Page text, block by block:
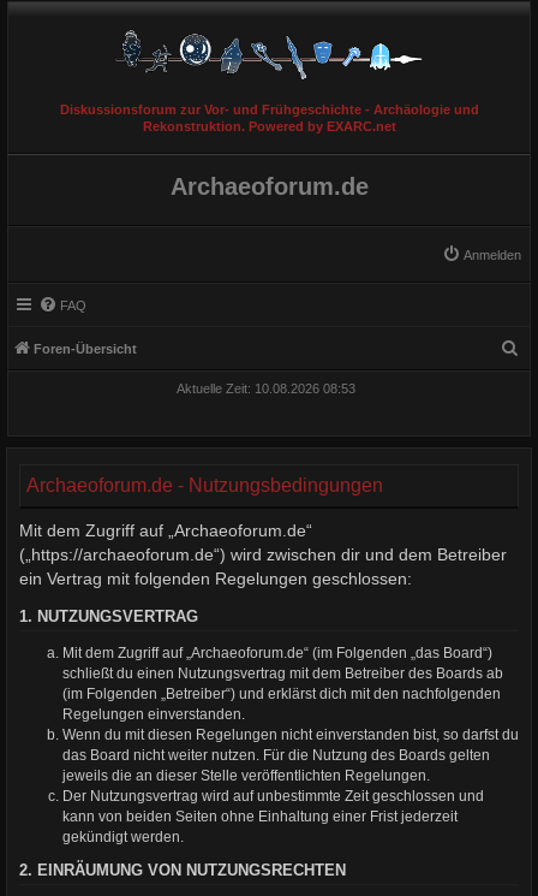
Diskussionsforum zur Vor- und Frühgeschichte - Archäologie und
Rekonstruktion. Powered by EXARC.net
Archaeoforum.de
Anmelden
FAQ
Foren-Übersicht
Aktuelle Zeit: 10.08.2026 08:53
Archaeoforum.de - Nutzungsbedingungen
Mit dem Zugriff auf „Archaeoforum.de“
(„https://archaeoforum.de“) wird zwischen dir und dem Betreiber
ein Vertrag mit folgenden Regelungen geschlossen:
1. NUTZUNGSVERTRAG
Mit dem Zugriff auf „Archaeoforum.de“ (im Folgenden „das Board“)
schließt du einen Nutzungsvertrag mit dem Betreiber des Boards ab
(im Folgenden „Betreiber“) und erklärst dich mit den nachfolgenden
Regelungen einverstanden.
Wenn du mit diesen Regelungen nicht einverstanden bist, so darfst du
das Board nicht weiter nutzen. Für die Nutzung des Boards gelten
jeweils die an dieser Stelle veröffentlichten Regelungen.
Der Nutzungsvertrag wird auf unbestimmte Zeit geschlossen und
kann von beiden Seiten ohne Einhaltung einer Frist jederzeit
gekündigt werden.
2. EINRÄUMUNG VON NUTZUNGSRECHTEN